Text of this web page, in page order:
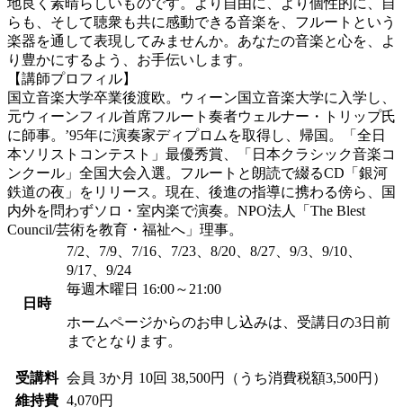
らも、そして聴衆も共に感動できる音楽を、フルートという
楽器を通して表現してみませんか。あなたの音楽と心を、よ
り豊かにするよう、お手伝いします。
【講師プロフィル】
国立音楽大学卒業後渡欧。ウィーン国立音楽大学に入学し、
元ウィーンフィル首席フルート奏者ウェルナー・トリップ氏
に師事。’95年に演奏家ディプロムを取得し、帰国。「全日
本ソリストコンテスト」最優秀賞、「日本クラシック音楽コ
ンクール」全国大会入選。フルートと朗読で綴るCD「銀河
鉄道の夜」をリリース。現在、後進の指導に携わる傍ら、国
内外を問わずソロ・室内楽で演奏。NPO法人「The Blest
Council/芸術を教育・福祉へ」理事。
日時
7/2、7/9、7/16、7/23、8/20、8/27、9/3、9/10、
9/17、9/24
毎週木曜日 16:00～21:00
ホームページからのお申し込みは、受講日の3日前
までとなります。
受講料 会員 3か月 10回 38,500円（うち消費税額3,500円）
維持費 4,070円